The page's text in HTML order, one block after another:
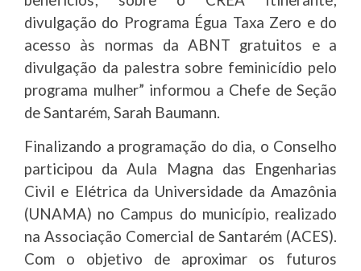
divulgação do Programa Égua Taxa Zero e do
acesso às normas da ABNT gratuitos e a
divulgação da palestra sobre feminicídio pelo
programa mulher” informou a Chefe de Seção
de Santarém, Sarah Baumann.
Finalizando a programação do dia, o Conselho
participou da Aula Magna das Engenharias
Civil e Elétrica da Universidade da Amazônia
(UNAMA) no Campus do município, realizado
na Associação Comercial de Santarém (ACES).
Com o objetivo de aproximar os futuros